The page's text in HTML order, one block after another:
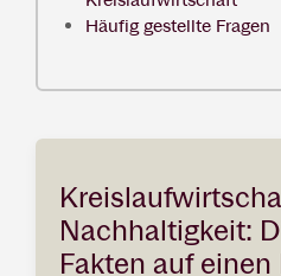
Häufig gestellte Fragen
Nachhaltigkeit:
Fakten auf einen